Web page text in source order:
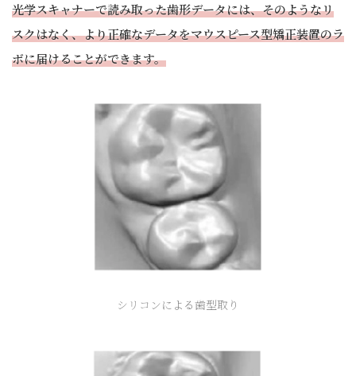
光学スキャナーで読み取った歯形データには、そのようなリ
スクはなく、より正確なデータをマウスピース型矯正装置のラ
ボに届けることができます。
シリコンによる歯型取り